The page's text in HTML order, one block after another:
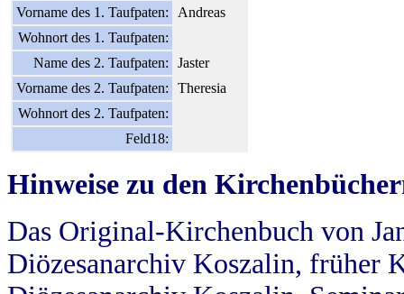
Vorname des 1. Taufpaten:
Andreas
Wohnort des 1. Taufpaten:
Name des 2. Taufpaten:
Jaster
Vorname des 2. Taufpaten:
Theresia
Wohnort des 2. Taufpaten:
Feld18:
Hinweise zu den
Das Original-Kirchenbuch von
Diözesanarchiv Koszalin, früher